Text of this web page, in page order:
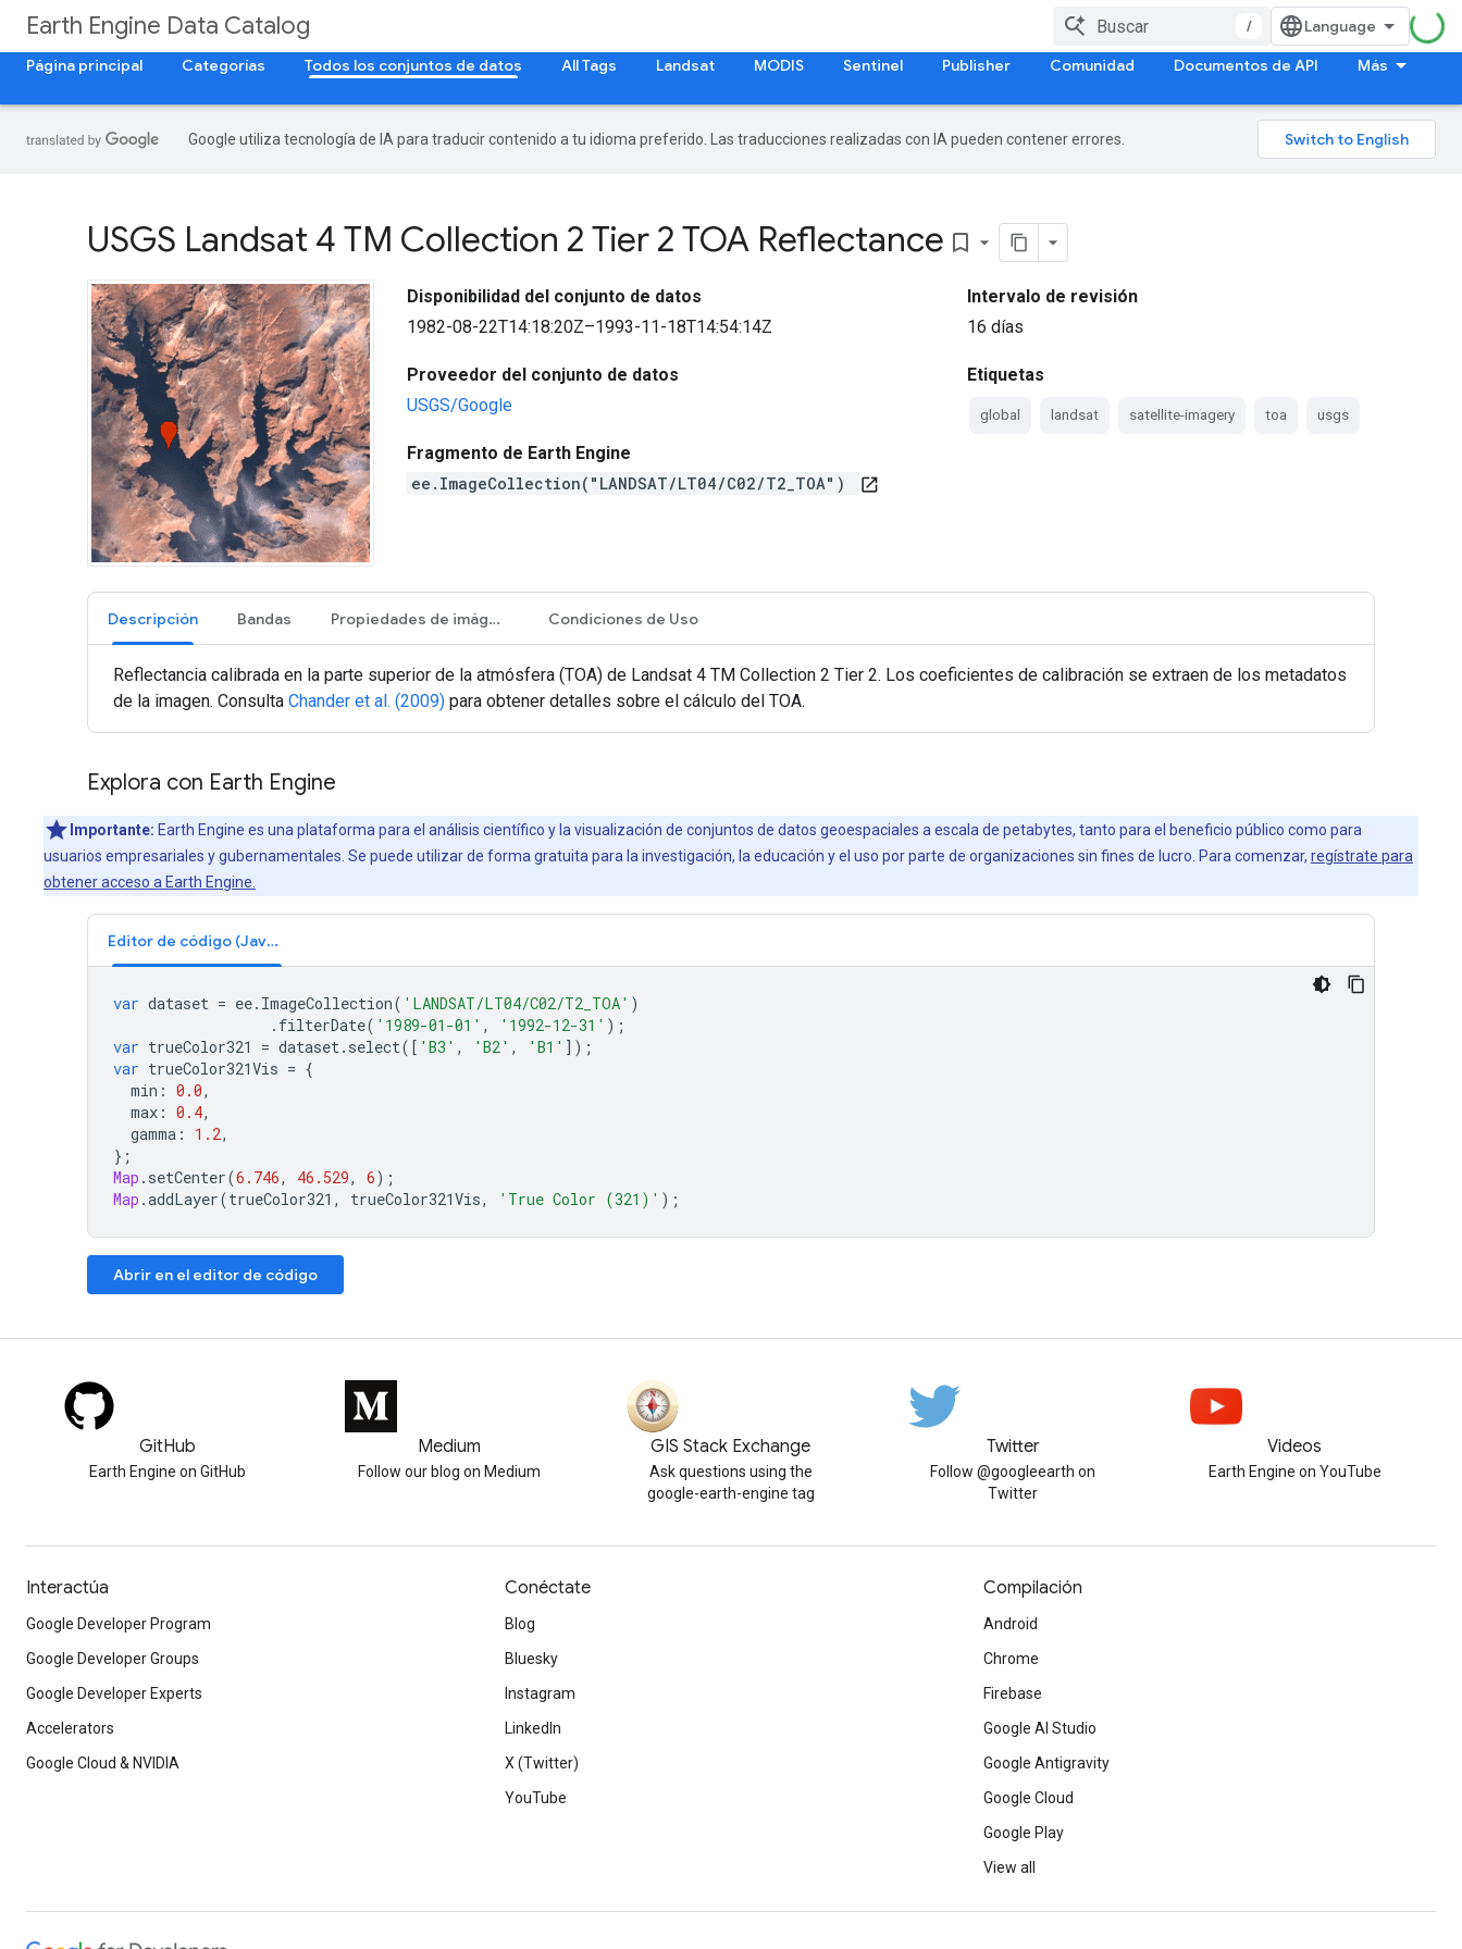
Earth Engine Data Catalog
/
Página principal
Categorías Todos los conjuntos de datos All Tags Landsat MODIS Sentinel Publisher Comunidad Documentos de API Más
Google utiliza tecnología de IA para traducir contenido a tu idioma preferido. Las traducciones realizadas con IA pueden contener errores.
USGS Landsat 4 TM Collection 2 Tier 2 TOA Reflectance bookmark_border
Disponibilidad del conjunto de datos
1982-08-22T14:18:20Z–1993-11-18T14:54:14Z
Proveedor del conjunto de datos
USGS/Google
Fragmento de Earth Engine
ee.ImageCollection("LANDSAT/LT04/C02/T2_TOA")
open_in_new
Intervalo de revisión
16 días
Etiquetas
global landsat satellite-imagery toa usgs
Descripción Bandas Propiedades de imágenes Condiciones de Uso
Reflectancia calibrada en la parte superior de la atmósfera (TOA) de Landsat 4 TM Collection 2 Tier 2. Los coeficientes de calibración se extraen de los metadatos
de la imagen. Consulta Chander et al. (2009) para obtener detalles sobre el cálculo del TOA.
Explora con Earth Engine
Importante: Earth Engine es una plataforma para el análisis científico y la visualización de conjuntos de datos geoespaciales a escala de petabytes, tanto para el beneficio público como para
usuarios empresariales y gubernamentales. Se puede utilizar de forma gratuita para la investigación, la educación y el uso por parte de organizaciones sin fines de lucro. Para comenzar, regístrate para
obtener acceso a Earth Engine.
Editor de código (JavaScript)
var dataset = ee. ImageCollection( 'LANDSAT/LT04/C02/T2_TOA' )
. filterDate( '1989-01-01' , '1992-12-31' );
var trueColor321 = dataset. select([ 'B3' , 'B2' , 'B1' ]);
var trueColor321Vis = {
min : 0.0,
max : 0.4,
gamma : 1.2,
};
Map . setCenter(6.746, 46.529, 6);
Map .addLayer(trueColor321 , trueColor321Vis, 'True Color (321)' );
Abrir en el editor de código
GitHub
Earth Engine on GitHub
Medium
Follow our blog on Medium
GIS Stack Exchange
Ask questions using the
google-earth-engine tag
Twitter
Follow @googleearth on
Twitter
Videos
Earth Engine on YouTube
Interactúa
Google Developer Program
Google Developer Groups
Google Developer Experts
Accelerators
Google Cloud & NVIDIA
Conéctate
Blog
Bluesky
Instagram
LinkedIn
X (Twitter)
YouTube
Compilación
Android
Chrome
Firebase
Google AI Studio
Google Antigravity
Google Cloud
Google Play
View all